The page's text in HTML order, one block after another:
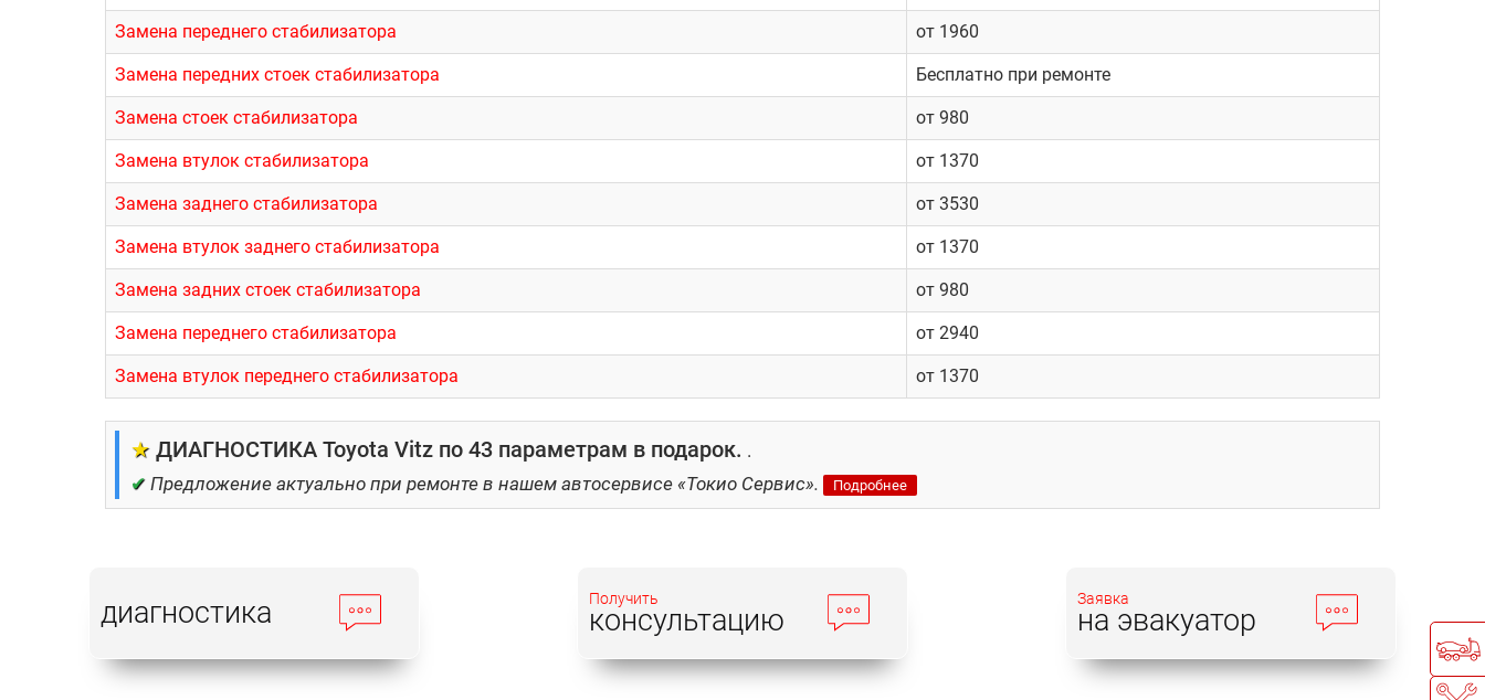
Замена переднего стабилизатора от 1960
Замена передних стоек стабилизатора Бесплатно при ремонте
Замена стоек стабилизатора от 980
Замена втулок стабилизатора от 1370
Замена заднего стабилизатора от 3530
Замена втулок заднего стабилизатора от 1370
Замена задних стоек стабилизатора от 980
Замена переднего стабилизатора от 2940
Замена втулок переднего стабилизатора от 1370
★ ДИАГНОСТИКА Toyota Vitz по 43 параметрам в подарок. .
✔ Предложение актуально при ремонте в нашем автосервисе «Токио Сервис». Подробнее
диагностика Получить
консультацию
Заявка
на эвакуатор